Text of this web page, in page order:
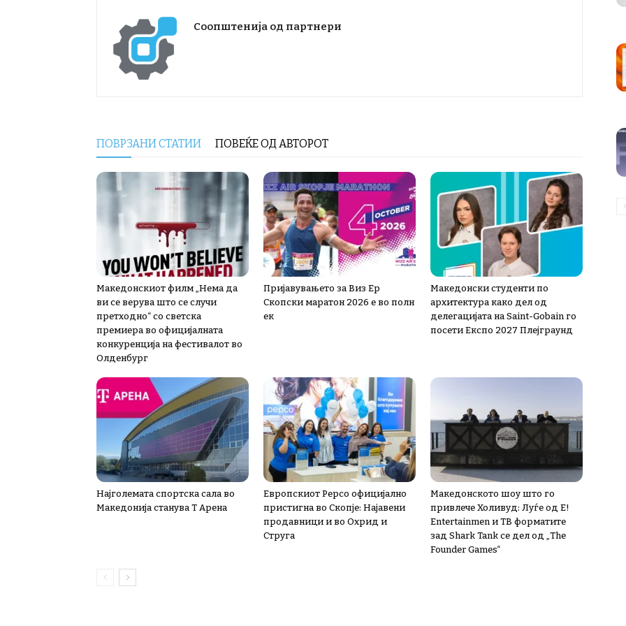
Соопштенија од партнери
ПОВРЗАНИ СТАТИИ ПОВЕЌЕ ОД АВТОРОТ
Македонскиот филм „Нема да
ви се верува што се случи
претходно“ со светска
премиера во официјалната
конкуренција на фестивалот во
Олденбург
Пријавувањето за Виз Ер
Скопски маратон 2026 е во полн
ек
Македонски студенти по
архитектура како дел од
делегацијата на Saint-Gobain го
посети Експо 2027 Плејграунд
Најголемата спортска сала во
Македонија станува Т Арена
Европскиот Pepco официјално
пристигна во Скопје: Најавени
продавници и во Охрид и
Струга
Македонското шоу што го
привлече Холивуд: Луѓе од E!
Entertainmen и ТВ форматите
зад Shark Tank се дел од „The
Founder Games“